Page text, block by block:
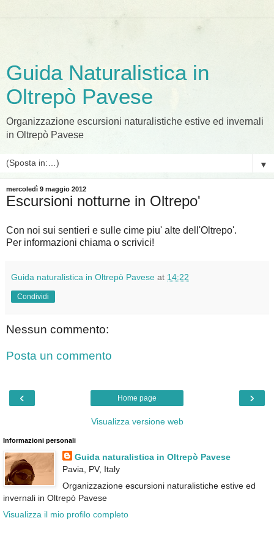
Guida Naturalistica in
Oltrepò Pavese
Organizzazione escursioni naturalistiche estive ed invernali
in Oltrepò Pavese
▼
mercoledì 9 maggio 2012
Escursioni notturne in Oltrepo'
Con noi sui sentieri e sulle cime piu' alte dell'Oltrepo'.
Per informazioni chiama o scrivici!
Guida naturalistica in Oltrepò Pavese at 14:22
Condividi
Nessun commento:
Posta un commento
‹ ›
Home page
Visualizza versione web
Informazioni personali
Guida naturalistica in Oltrepò Pavese
Pavia, PV, Italy
Organizzazione escursioni naturalistiche estive ed
invernali in Oltrepò Pavese
Visualizza il mio profilo completo